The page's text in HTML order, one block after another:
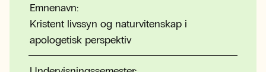
Emnenavn:
Kristent livssyn og naturvitenskap i
apologetisk perspektiv